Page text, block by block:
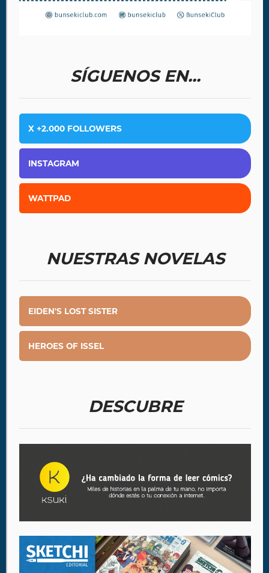
SÍGUENOS EN...
X +2.000 FOLLOWERS
INSTAGRAM
WATTPAD
NUESTRAS NOVELAS
EIDEN'S LOST SISTER
HEROES OF ISSEL
DESCUBRE